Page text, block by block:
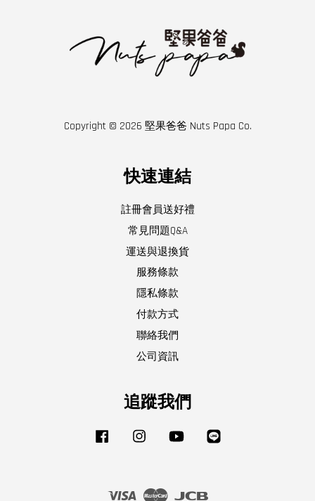
Copyright © 2026 堅果爸爸 Nuts Papa Co.
快速連結
註冊會員送好禮
常見問題Q&A
運送與退換貨
服務條款
隱私條款
付款方式
聯絡我們
公司資訊
追蹤我們
Facebook Instagram YouTube
Visa Master JCB